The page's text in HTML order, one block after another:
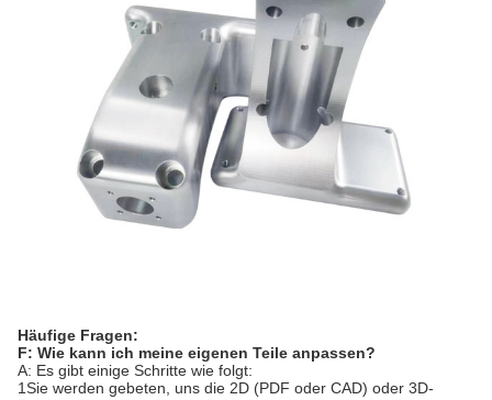
Häufige Fragen:
F: Wie kann ich meine eigenen Teile anpassen?
A: Es gibt einige Schritte wie folgt:
1Sie werden gebeten, uns die 2D (PDF oder CAD) oder 3D-